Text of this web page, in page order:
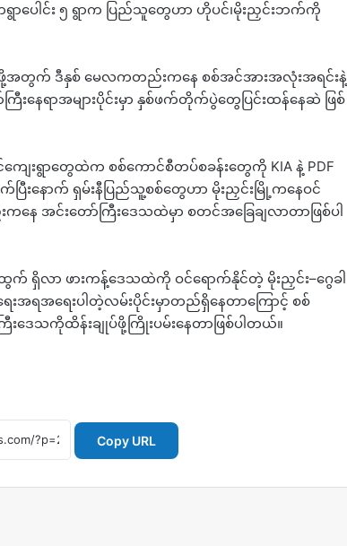
ရွာပေါင်း ၅ ရွာက ပြည်သူတွေဟာ ဟိုပင်၊မိုးညှင်းဘက်ကို
အတွက် ဒီနှစ် မေလကတည်းကနေ စစ်အင်အားအလုံးအရင်းနဲ့
ေရာအများပိုင်းမှာ နှစ်ဖက်တိုက်ပွဲတွေပြင်းထန်နေဆဲ ဖြစ်
င်ကျေးရွာတွေထဲက စစ်ကောင်စီတပ်စခန်းတွေကို KIA နဲ့ PDF
ြီးနောက် ရှမ်းနီပြည်သူ့စစ်တွေဟာ မိုးညှင်းမြို့ကနေဝင်
အင်းတော်ကြီးဒေသထဲမှာ စတင်အခြေချလာတာဖြစ်ပါ
းထွက် ရှိလာ ဖားကန့်ဒေသထဲကို ဝင်ရောက်နိုင်တဲ့ မိုးညှင်း–ဂွေခါ
အရအရေးပါတဲ့လမ်းပိုင်းမှာတည်ရှိနေတာကြောင့် စစ်
းဒေသကိုထိန်းချုပ်ဖို့ကြိုးပမ်းနေတာဖြစ်ပါတယ်။
Copy URL